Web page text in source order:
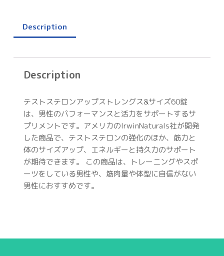
Description
Description
テストステロンアップストレングス&サイズ60錠
は、男性のパフォーマンスと活力をサポートするサ
プリメントです。アメリカのIrwinNaturals社が開発
した商品で、テストステロンの強化のほか、筋力と
体のサイズアップ、エネルギーと持久力のサポート
が期待できます。 この商品は、トレーニングやスポ
ーツをしている男性や、筋肉量や体型に自信がない
男性におすすめです。